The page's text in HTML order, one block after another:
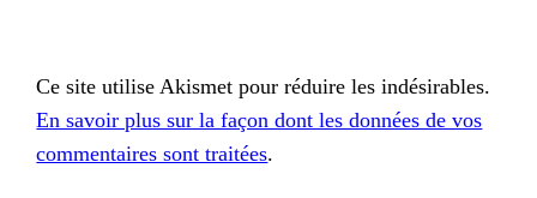
Ce site utilise Akismet pour réduire les indésirables.
En savoir plus sur la façon dont les données de vos
commentaires sont traitées.